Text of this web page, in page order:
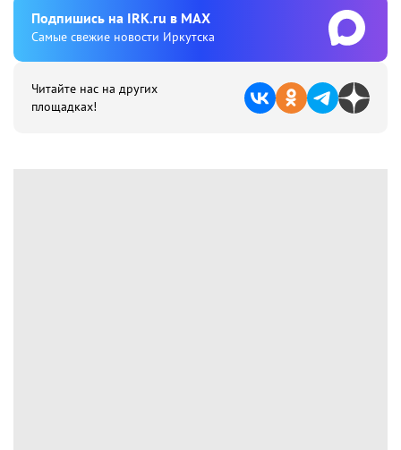
Подпишиcь на IRK.ru в MAX
Cамые свежие новости Иркутска
Читайте нас на других
площадках!